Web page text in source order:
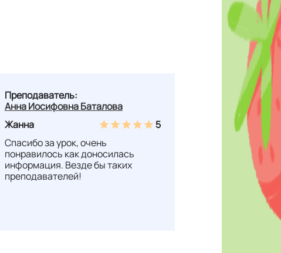
Преподаватель:
Анна Иосифовна Баталова
Жанна
5
Спасибо за урок, очень
понравилось как доносилась
информация. Везде бы таких
преподавателей!